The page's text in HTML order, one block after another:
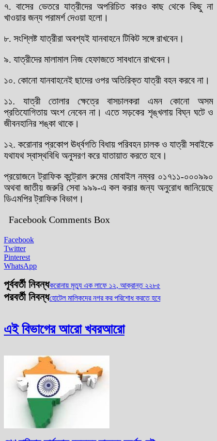
৭. বাসের ভেতরে যাত্রীদের অপরিচিত কারও কাছ থেকে কিছু না
খাওয়ার জন্য পরামর্শ দেওয়া হলো।
৮. সংশ্লিষ্ট যাত্রীরা অবশ্যই যানবাহনে টিকিট সঙ্গে রাখবেন।
৯. যাত্রীদের মালামাল নিজ হেফাজতে সাবধানে রাখবেন।
১০. কোনো যানবাহনেই ছাদের ওপর অতিরিক্ত যাত্রী বহন করবে না।
১১. যাত্রী তোলার ক্ষেত্রে বাসচালকরা এমন কোনো অসম
প্রতিযোগিতায় অংশ নেবেন না। এতে সড়কের শৃঙ্খলায় বিঘ্ন ঘটে ও
জীবনহানির শঙ্কা থাকে।
১২. করোনার প্রকোপ ঊর্ধ্বগতি বিধায় পরিবহন চালক ও যাত্রী সবাইকে
যথাযথ স্বাস্থবিধি অনুসরণ করে যাতায়াত করতে হবে।
প্রয়োজনে ট্রাফিক কন্ট্রোল রুমের মোবাইল নম্বর ০১৭১১-০০০৯৯০
অথবা জাতীয় জরুরি সেবা ৯৯৯-এ কল করার জন্য অনুরোধ জানিয়েছে
ডিএমপির ট্রাফিক বিভাগ।
Facebook Comments Box
Facebook
Twitter
Pinterest
WhatsApp
পূর্ববর্তী নিবন্ধকরোনায় মৃত্যু এক লাফে ১২, আক্রান্ত ২২৮৫
পরবর্তী নিবন্ধহোটেল মালিকদের নগর কর পরিশোধ করতে হবে
এই বিভাগের আরো খবরআরো